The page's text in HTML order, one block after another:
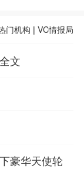
门机构 |VC情报局
文
豪华天使轮